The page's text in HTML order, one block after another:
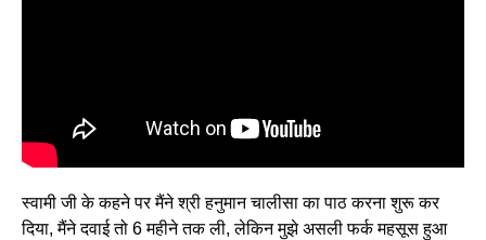
स्वामी जी के कहने पर मैंने श्री हनुमान चालीसा का पाठ करना शुरू कर
दिया, मैंने दवाई तो 6 महीने तक ली, लेकिन मुझे असली फर्क महसूस हुआ